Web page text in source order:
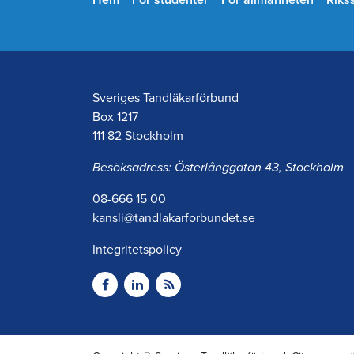
Sveriges Tandläkarförbund
Box 1217
111 82 Stockholm
Besöksadress: Österlånggatan 43, Stockholm
08-666 15 00
kansli@tandlakarforbundet.se
Integritetspolicy